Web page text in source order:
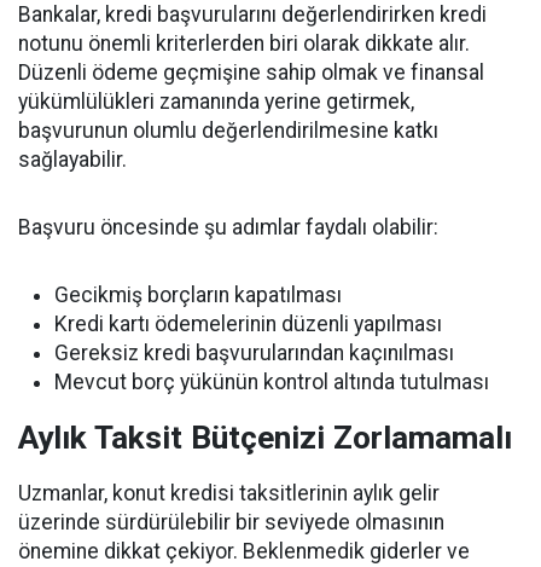
Bankalar, kredi başvurularını değerlendirirken kredi
notunu önemli kriterlerden biri olarak dikkate alır.
Düzenli ödeme geçmişine sahip olmak ve finansal
yükümlülükleri zamanında yerine getirmek,
başvurunun olumlu değerlendirilmesine katkı
sağlayabilir.
Başvuru öncesinde şu adımlar faydalı olabilir:
Gecikmiş borçların kapatılması
Kredi kartı ödemelerinin düzenli yapılması
Gereksiz kredi başvurularından kaçınılması
Mevcut borç yükünün kontrol altında tutulması
Aylık Taksit Bütçenizi Zorlamamalı
Uzmanlar, konut kredisi taksitlerinin aylık gelir
üzerinde sürdürülebilir bir seviyede olmasının
önemine dikkat çekiyor. Beklenmedik giderler ve